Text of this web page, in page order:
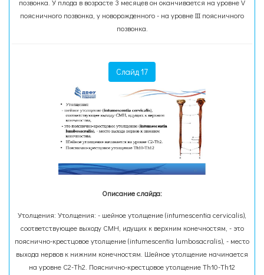
позвонка. У плода в возрасте 3 месяцев он оканчивается на уровне V
поясничного позвонка, у новорожденного - на уровне III поясничного
позвонка.
Слайд 17
Описание слайда:
Утолщения: Утолщения: - шейное утолщение (intumescentia cervicalis),
соответствующее выходу СМН, идущих к верхним конечностям, - это
пояснично-крестцовое утолщение (intumescentia lumbosacralis), - место
выхода нервов к нижним конечностям. Шейное утолщение начинается
на уровне С2-Тh2. Пояснично-крестцовое утолщение Тh10-Тh12